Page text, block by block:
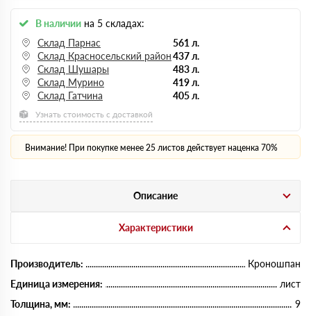
В наличии на 5 складах:
Склад Парнас
561 л.
Склад Красносельский район437 л.
Склад Шушары
483 л.
Склад Мурино
419 л.
Склад Гатчина
405 л.
Узнать стоимость с доставкой
Внимание! При покупке менее 25 листов действует наценка 70%
Описание
Характеристики
Производитель:
Кроношпан
Единица измерения:
лист
Толщина, мм:
9